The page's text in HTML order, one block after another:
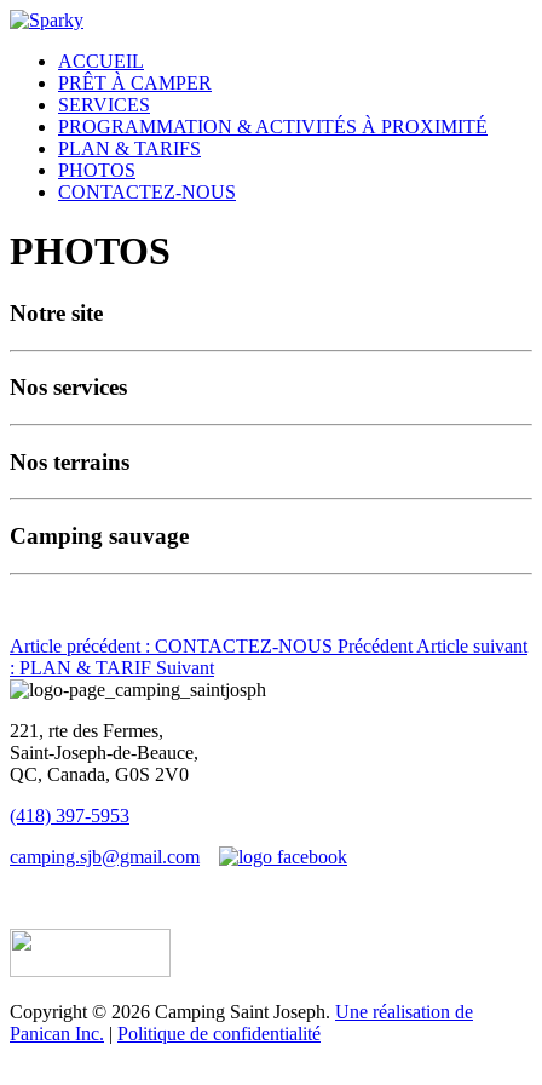
ACCUEIL
PRÊT À CAMPER
SERVICES
PROGRAMMATION & ACTIVITÉS À PROXIMITÉ
PLAN & TARIFS
PHOTOS
CONTACTEZ-NOUS
PHOTOS
Notre site
Nos services
Nos terrains
Camping sauvage
Article précédent : CONTACTEZ-NOUS Précédent Article suivant
: PLAN & TARIF Suivant
221, rte des Fermes,
Saint-Joseph-de-Beauce,
QC, Canada, G0S 2V0
(418) 397-5953
camping.sjb@gmail.com
Copyright © 2026 Camping Saint Joseph. Une réalisation de
Panican Inc. | Politique de confidentialité